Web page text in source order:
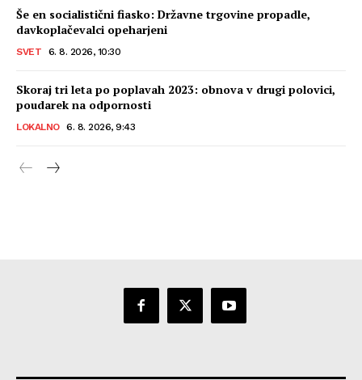
Še en socialistični fiasko: Državne trgovine propadle,
davkoplačevalci opeharjeni
SVET 6. 8. 2026, 10:30
Skoraj tri leta po poplavah 2023: obnova v drugi polovici,
poudarek na odpornosti
LOKALNO 6. 8. 2026, 9:43